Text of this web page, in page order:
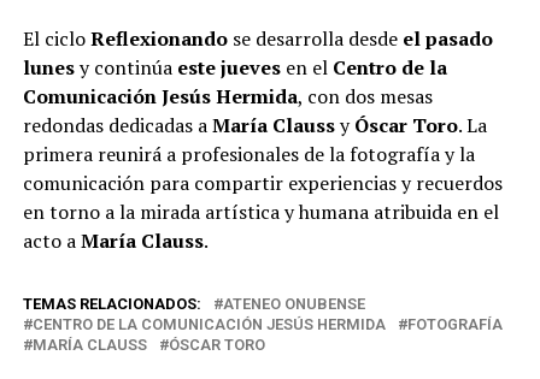
El cicloReflexionandose desarrolla desde el pasado
lunesy continúa este juevesen el Centro de la
Comunicación Jesús Hermida, con dos mesas
redondas dedicadas aMaría ClaussyÓscar Toro. La
primera reunirá a profesionales de la fotografía y la
comunicación para compartir experiencias y recuerdos
en torno a la mirada artística y humana atribuida en el
acto aMaría Clauss.
TEMAS RELACIONADOS:
ATENEO ONUBENSE
CENTRO DE LA COMUNICACIÓN JESÚS HERMIDA
FOTOGRAFÍA
MARÍA CLAUSS
ÓSCAR TORO